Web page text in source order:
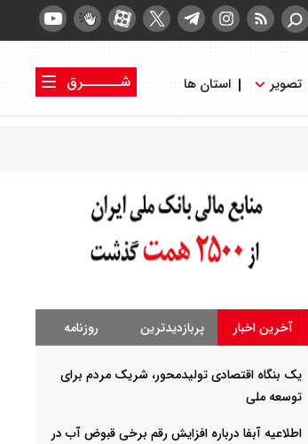
تصویر استان ها
شــــــرق
آخرین اخبار پربازدیدترین روزنامه
یک بنگاه اقتصادی تولیدمحور، شریک مردم برای
توسعه ملی
اطلاعیه آبفا درباره افزایش رقم برخی قبوض آب در